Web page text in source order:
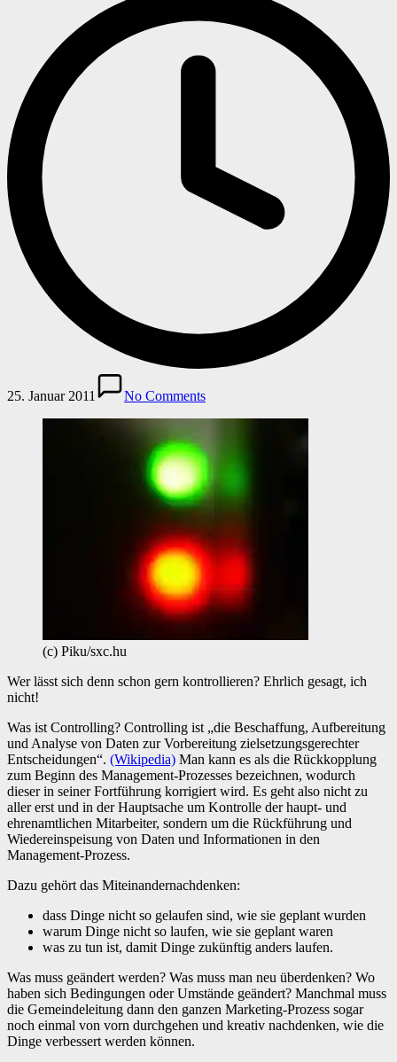
25. Januar 2011 No Comments
(c) Piku/sxc.hu
Wer lässt sich denn schon gern kontrollieren? Ehrlich gesagt, ich
nicht!
Was ist Controlling? Controlling ist „die Beschaffung, Aufbereitung
und Analyse von Daten zur Vorbereitung zielsetzungsgerechter
Entscheidungen“. (Wikipedia) Man kann es als die Rückkopplung
zum Beginn des Management-Prozesses bezeichnen, wodurch
dieser in seiner Fortführung korrigiert wird. Es geht also nicht zu
aller erst und in der Hauptsache um Kontrolle der haupt- und
ehrenamtlichen Mitarbeiter, sondern um die Rückführung und
Wiedereinspeisung von Daten und Informationen in den
Management-Prozess.
Dazu gehört das Miteinandernachdenken:
dass Dinge nicht so gelaufen sind, wie sie geplant wurden
warum Dinge nicht so laufen, wie sie geplant waren
was zu tun ist, damit Dinge zukünftig anders laufen.
Was muss geändert werden? Was muss man neu überdenken? Wo
haben sich Bedingungen oder Umstände geändert? Manchmal muss
die Gemeindeleitung dann den ganzen Marketing-Prozess sogar
noch einmal von vorn durchgehen und kreativ nachdenken, wie die
Dinge verbessert werden können.